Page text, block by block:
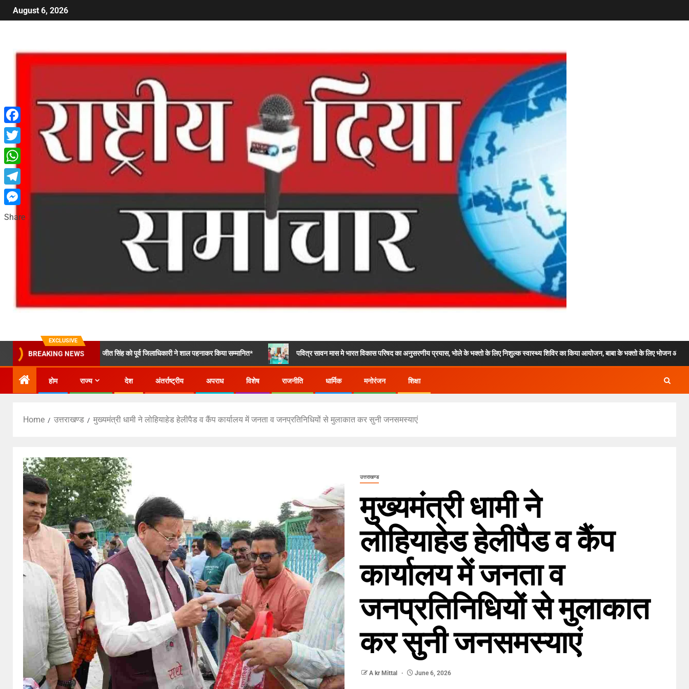
August 6, 2026
EXCLUSIVE
BREAKING NEWS
मालिक सरदार सुरजीत सिंह को पूर्व जिलाधिकारी ने शाल पहनाकर किया सम्मानित* पवित्र सावन मास मे भारत विकास परिषद का अनुसरणीय प्रयास, भोले के भक्तो के लिए निशुल्क स्वास्थ्य शिविर का किया आयोजन, बाबा के भक्तो के लिए भोजन और विश्राम की भी रही
होम राज्य देश अंतर्राष्ट्रीय अपराध विशेष राजनीति धार्मिक मनोरंजन शिक्षा
Home उत्तराखण्ड मुख्यमंत्री धामी ने लोहियाहेड हेलीपैड व कैंप कार्यालय में जनता व जनप्रतिनिधियों से मुलाकात कर सुनी जनसमस्याएं
उत्तराखण्ड
मुख्यमंत्री धामी ने
लोहियाहेड हेलीपैड व कैंप
कार्यालय में जनता व
जनप्रतिनिधियों से मुलाकात
कर सुनी जनसमस्याएं
A kr Mittal June 6, 2026
Facebook
Twitter
WhatsApp
Telegram
Messenger
Share